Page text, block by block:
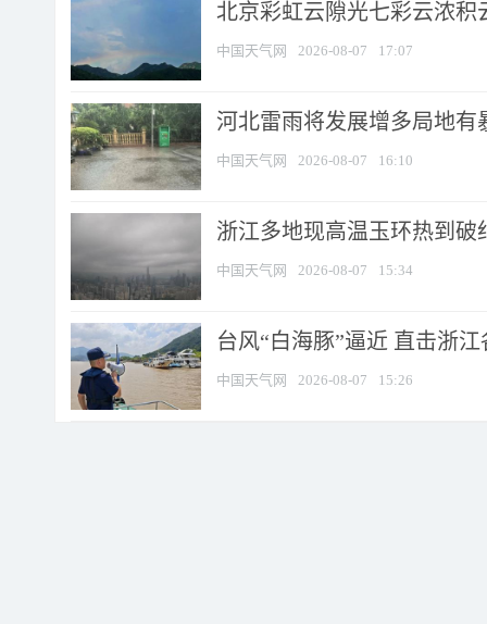
北京彩虹云隙光七彩云浓积
中国天气网 2026-08-07 17:07
河北雷雨将发展增多局地有
中国天气网 2026-08-07 16:10
浙江多地现高温玉环热到破
中国天气网 2026-08-07 15:34
台风“白海豚”逼近 直击浙
中国天气网 2026-08-07 15:26